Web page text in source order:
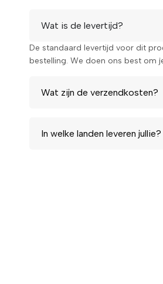
Wat is de levertijd?
De standaard levertijd voor dit
bestelling. We doen ons best om
Wat zijn de verzendkosten?
In welke landen leveren jullie?